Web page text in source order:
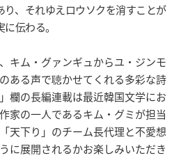
、それゆえロウソクを消すことが
伝わる。
キム・グァンギュからユ・ジンモ
ある声で聴かせてくれる多彩な詩
欄の長編連載は最近韓国文学にお
家の一人であるキム・グミが担当
天下り」のチーム長代理と不愛想
に展開されるかお楽しみいただき